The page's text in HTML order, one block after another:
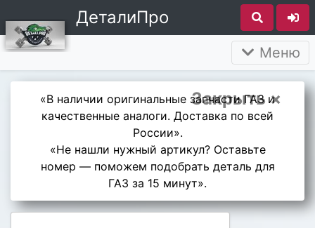
ДеталиПро
Меню
Закрыть ×
«В наличии оригинальные запчасти ГАЗ и
качественные аналоги. Доставка по всей
России».
«Не нашли нужный артикул? Оставьте
номер — поможем подобрать деталь для
ГАЗ за 15 минут».